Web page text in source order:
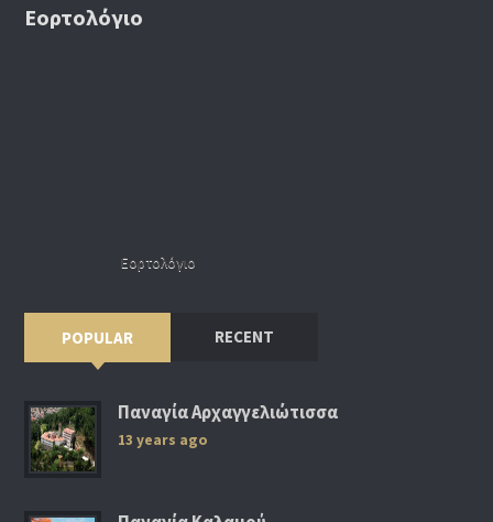
Εορτολόγιο
Εορτολόγιο
POPULAR RECENT
Παναγία Αρχαγγελιώτισσα
13 years ago